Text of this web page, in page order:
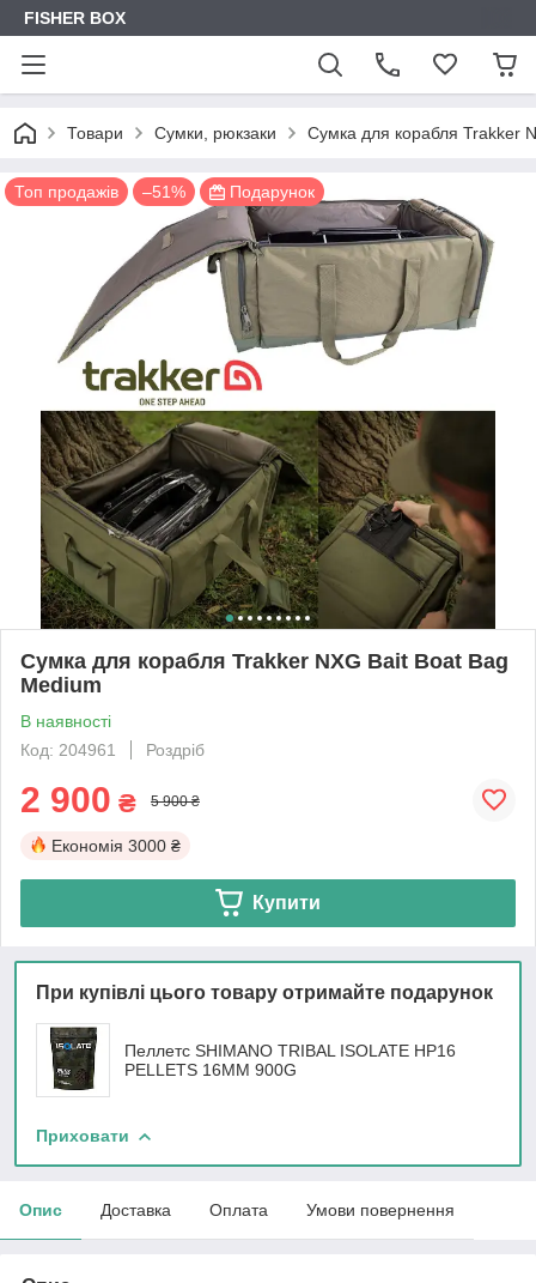
FISHER BOX
Товари Сумки, рюкзаки Сумка для корабля Trakker
Топ продажів –51% Подарунок
Сумка для корабля Trakker NXG Bait Boat Bag
Medium
В наявності
Код: 204961
Роздріб
2 900 ₴ 5 900 ₴
Економія 3000 ₴
Купити
При купівлі цього товару отримайте подарунок
Пеллетс SHIMANO TRIBAL ISOLATE HP16
PELLETS 16MM 900G
Приховати
Опис Доставка Оплата Умови повернення